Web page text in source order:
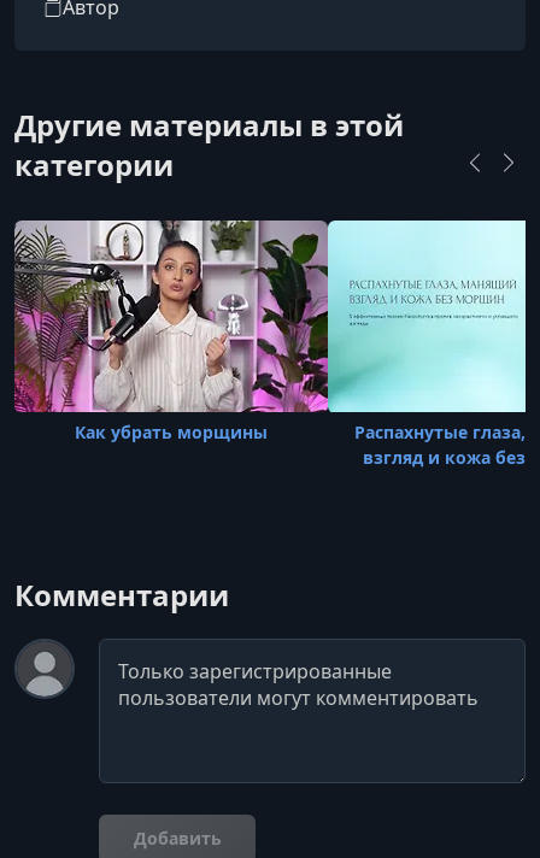
только диеты, но и работа с мышлением, а
Автор
Другие материалы в этой
категории
Как убрать морщины
Распахнутые
взгляд и кожа без
Комментарии
Комментарий
Добавить